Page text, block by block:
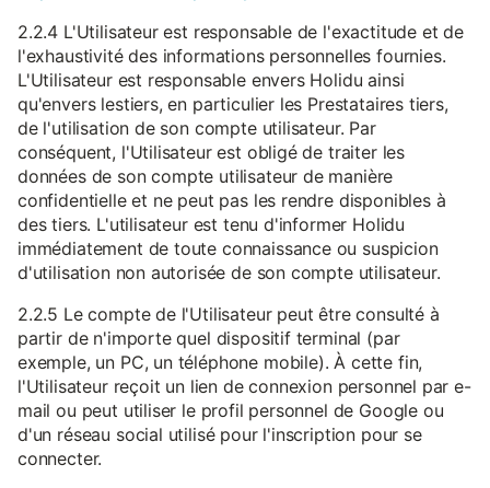
2.2.4 L'Utilisateur est responsable de l'exactitude et de
l'exhaustivité des informations personnelles fournies.
L'Utilisateur est responsable envers Holidu ainsi
qu'envers lestiers, en particulier les Prestataires tiers,
de l'utilisation de son compte utilisateur. Par
conséquent, l'Utilisateur est obligé de traiter les
données de son compte utilisateur de manière
confidentielle et ne peut pas les rendre disponibles à
des tiers. L'utilisateur est tenu d'informer Holidu
immédiatement de toute connaissance ou suspicion
d'utilisation non autorisée de son compte utilisateur.
2.2.5 Le compte de l'Utilisateur peut être consulté à
partir de n'importe quel dispositif terminal (par
exemple, un PC, un téléphone mobile). À cette fin,
l'Utilisateur reçoit un lien de connexion personnel par e-
mail ou peut utiliser le profil personnel de Google ou
d'un réseau social utilisé pour l'inscription pour se
connecter.